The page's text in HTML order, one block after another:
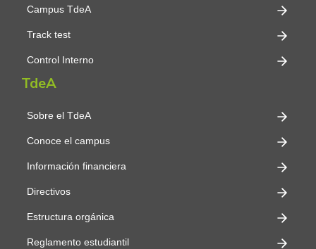
Campus TdeA
Track test
Control Interno
TdeA
Sobre el TdeA
Conoce el campus
Información financiera
Directivos
Estructura orgánica
Reglamento estudiantil